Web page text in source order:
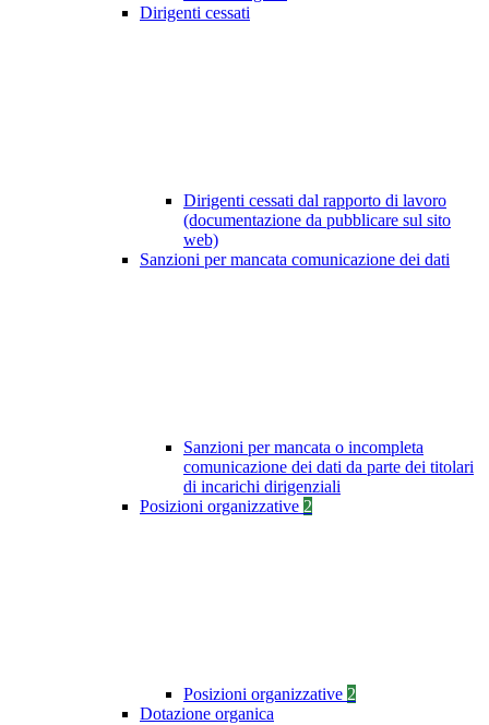
Dirigenti cessati
Dirigenti cessati dal rapporto di lavoro
(documentazione da pubblicare sul sito
web)
Sanzioni per mancata comunicazione dei dati
Sanzioni per mancata o incompleta
comunicazione dei dati da parte dei titolari
di incarichi dirigenziali
Posizioni organizzative 2
Posizioni organizzative 2
Dotazione organica